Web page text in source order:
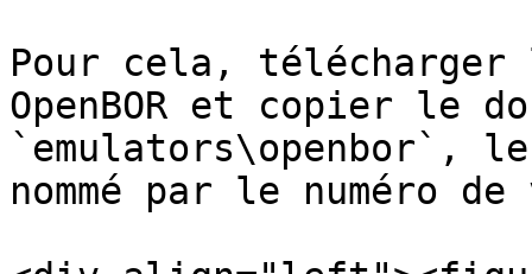
Pour cela,
OpenBOR et copier le
`emulators\openbor`,
nommé par le numéro